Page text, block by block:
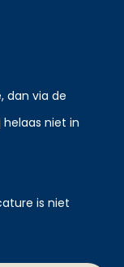
dan via de
niet in
is niet